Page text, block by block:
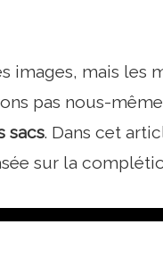
images, mais les
pas nous-
sacs. Dans cet
sur la